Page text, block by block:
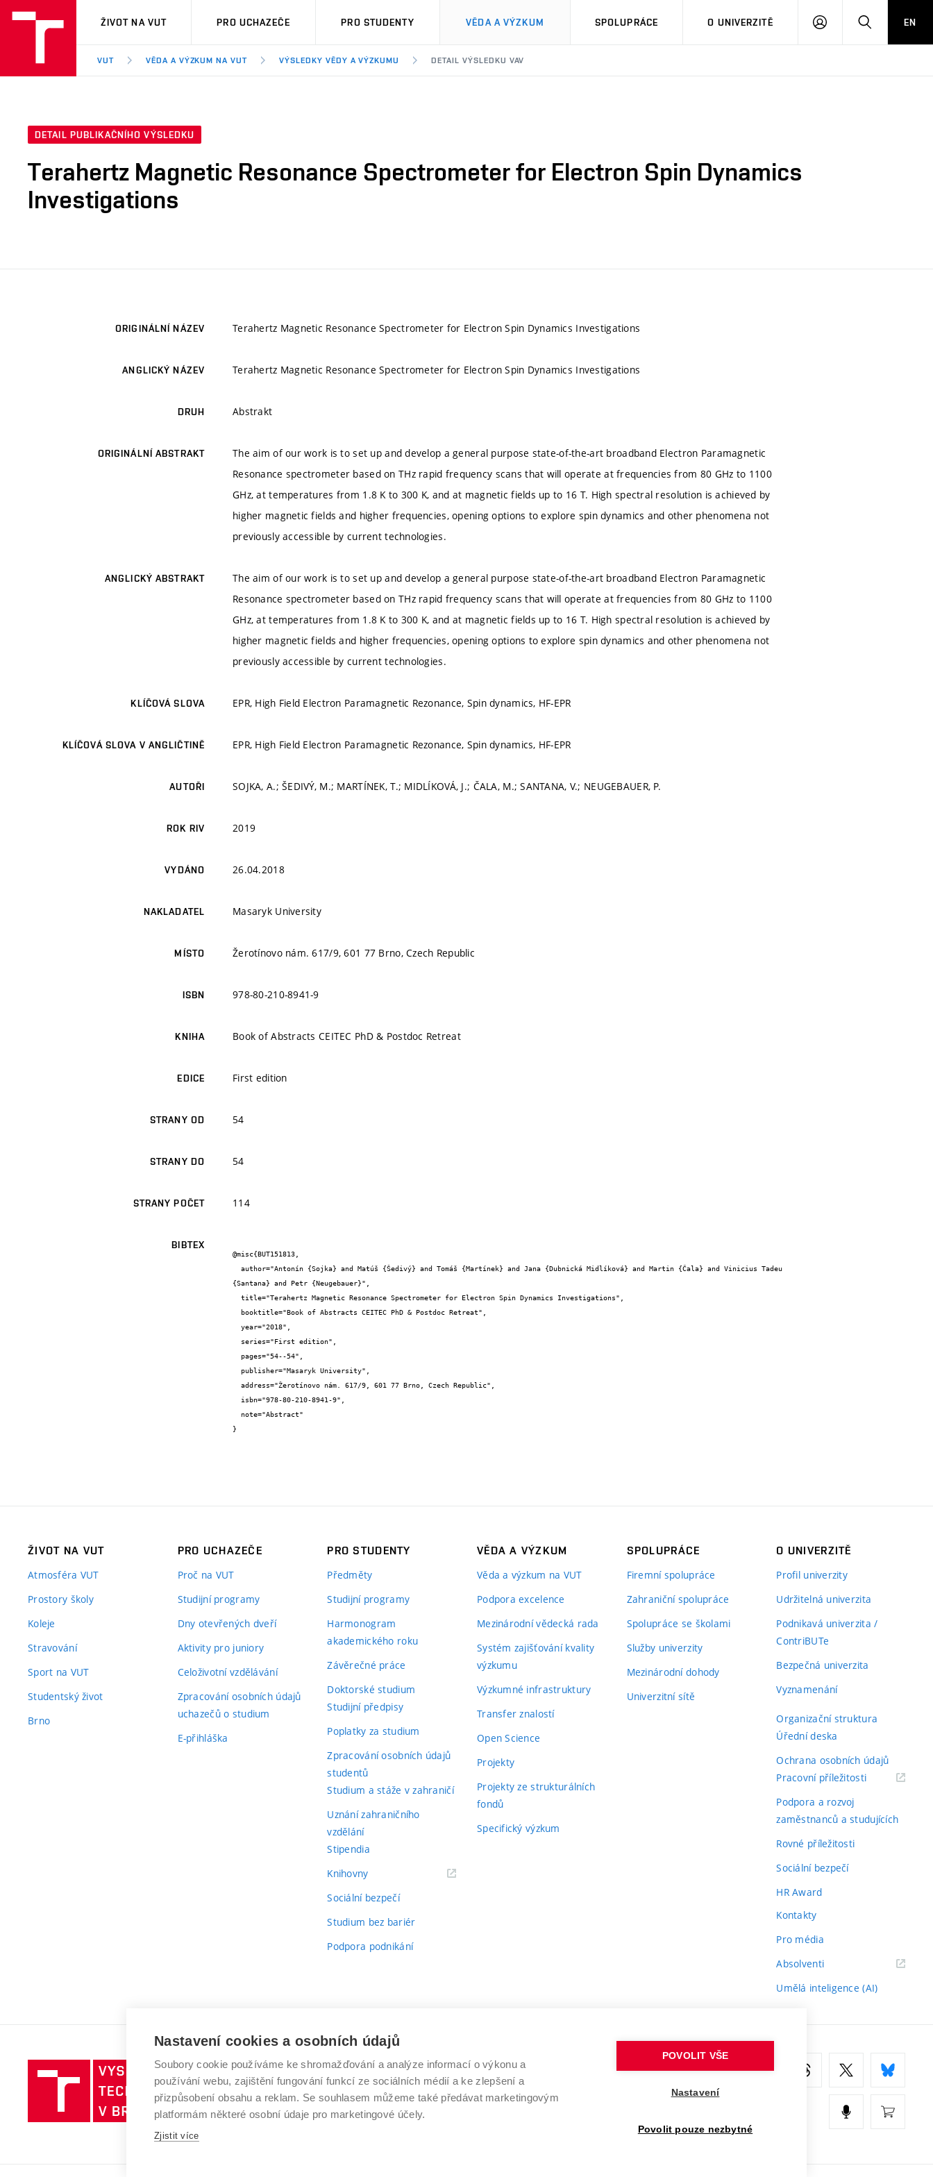
VUT
ŽIVOT NA VUT PRO UCHAZEČE PRO STUDENTY VĚDA A VÝZKUM SPOLUPRÁCE O UNIVERZITĚ
PŘIHLÁSIT HLEDATEN
VUT VĚDA A VÝZKUM NA VUT VÝSLEDKY VĚDY A VÝZKUMU DETAIL VÝSLEDKU VAV
DETAIL PUBLIKAČNÍHO VÝSLEDKU
Terahertz Magnetic Resonance Spectrometer for Electron Spin Dynamics
Investigations
ORIGINÁLNÍ NÁZEV Terahertz Magnetic Resonance Spectrometer for Electron Spin Dynamics Investigations
ANGLICKÝ NÁZEV Terahertz Magnetic Resonance Spectrometer for Electron Spin Dynamics Investigations
DRUH Abstrakt
ORIGINÁLNÍ ABSTRAKT
The aim of our work is to set up and develop a general purpose state-of-the-art broadband Electron Paramagnetic
Resonance spectrometer based on THz rapid frequency scans that will operate at frequencies from 80 GHz to 1100
GHz, at temperatures from 1.8 K to 300 K, and at magnetic fields up to 16 T. High spectral resolution is achieved by
higher magnetic fields and higher frequencies, opening options to explore spin dynamics and other phenomena not
previously accessible by current technologies.
ANGLICKÝ ABSTRAKT
The aim of our work is to set up and develop a general purpose state-of-the-art broadband Electron Paramagnetic
Resonance spectrometer based on THz rapid frequency scans that will operate at frequencies from 80 GHz to 1100
GHz, at temperatures from 1.8 K to 300 K, and at magnetic fields up to 16 T. High spectral resolution is achieved by
higher magnetic fields and higher frequencies, opening options to explore spin dynamics and other phenomena not
previously accessible by current technologies.
KLÍČOVÁ SLOVA EPR, High Field Electron Paramagnetic Rezonance, Spin dynamics, HF-EPR
KLÍČOVÁ SLOVA V ANGLIČTINĚ EPR, High Field Electron Paramagnetic Rezonance, Spin dynamics, HF-EPR
AUTOŘI SOJKA, A.; ŠEDIVÝ, M.; MARTÍNEK, T.; MIDLÍKOVÁ, J.; ČALA, M.; SANTANA, V.; NEUGEBAUER, P.
ROK RIV 2019
VYDÁNO 26.04.2018
NAKLADATEL Masaryk University
MÍSTO Žerotínovo nám. 617/9, 601 77 Brno, Czech Republic
ISBN 978-80-210-8941-9
KNIHA Book of Abstracts CEITEC PhD & Postdoc Retreat
EDICE First edition
STRANY OD 54
STRANY DO 54
STRANY POČET 114
BIBTEX
@misc{BUT151813,
{Santana} and Petr {Neugebauer}",
}
ŽIVOT NA VUT
Atmosféra VUT
Prostory školy
Koleje
Stravování
Sport na VUT
Studentský život
Brno
PRO UCHAZEČE
Proč na VUT
Studijní programy
Dny otevřených dveří
Aktivity pro juniory
Celoživotní vzdělávání
Zpracování osobních údajů
uchazečů o studium
E-přihláška
PRO STUDENTY
Předměty
Studijní programy
Harmonogram
akademického roku
Závěrečné práce
Doktorské studium
Studijní předpisy
Poplatky za studium
Zpracování osobních údajů
studentů
Studium a stáže v zahraničí
Uznání zahraničního
vzdělání
Stipendia
Knihovny(externí
Sociální bezpečí
Studium bez bariér
Podpora podnikání
VĚDA A VÝZKUM
Věda a výzkum na VUT
Podpora excelence
Mezinárodní vědecká rada
Systém zajišťování kvality
výzkumu
Výzkumné infrastruktury
Transfer znalostí
Open Science
Projekty
Projekty ze strukturálních
fondů
Specifický výzkum
SPOLUPRÁCE
Firemní spolupráce
Zahraniční spolupráce
Spolupráce se školami
Služby univerzity
Mezinárodní dohody
Univerzitní sítě
O UNIVERZITĚ
Profil univerzity
Udržitelná univerzita
Podnikavá univerzita /
ContriBUTe
Bezpečná univerzita
Vyznamenání
Organizační struktura
Úřední deska
Ochrana osobních údajů
Pracovní příležitosti(externí
Podpora a rozvoj
zaměstnanců a studujících
Rovné příležitosti
Sociální bezpečí
HR Award
Kontakty
Pro média
Absolventi(externí
Umělá inteligence (AI)
Vysoké
učení
technické
v
VYSOKÉ UČENÍ TECHNICKÉ V BRNĚ
Antonínská 548/1
602 00 Brno
www.vut.cz
Nastavení cookies a osobních údajů
Soubory cookie používáme ke shromažďování a analýze informací o výkonu a
používání webu, zajištění fungování funkcí ze sociálních médií a ke zlepšení a
přizpůsobení obsahu a reklam. Se souhlasem můžeme také předávat marketingovým
platformám některé osobní údaje pro marketingové účely.
Zjistit více
POVOLIT VŠE
Nastavení
Povolit pouze nezbytné